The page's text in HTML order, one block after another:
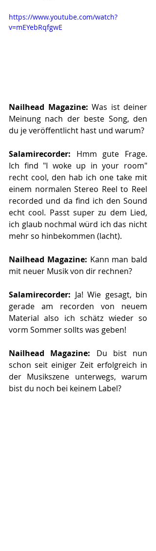
https://www.youtube.com/watch?
v=mEYebRqfgwE
Nailhead Magazine: Was ist deiner
Meinung nach der beste Song, den
du je veröffentlicht hast und warum?
Salamirecorder: Hmm gute Frage.
Ich find "I woke up in your room"
recht cool, den hab ich one take mit
einem normalen Stereo Reel to Reel
recorded und da find ich den Sound
echt cool. Passt super zu dem Lied,
ich glaub nochmal würd ich das nicht
mehr so hinbekommen (lacht).
Nailhead Magazine: Kann man bald
mit neuer Musik von dir rechnen?
Salamirecorder: Ja! Wie gesagt, bin
gerade am recorden von neuem
Material also ich schätz wieder so
vorm Sommer sollts was geben!
Nailhead Magazine: Du bist nun
schon seit einiger Zeit erfolgreich in
der Musikszene unterwegs, warum
bist du noch bei keinem Label?